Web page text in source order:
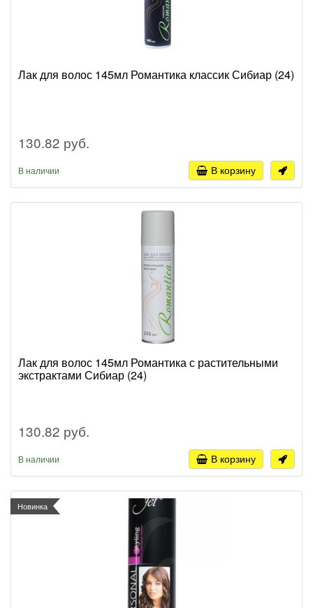
Лак для волос 145мл Романтика классик Сибиар (24)
130.82 руб.
В наличии В корзину
Лак для волос 145мл Романтика с растительными
экстрактами Сибиар (24)
130.82 руб.
В наличии В корзину
Новинка